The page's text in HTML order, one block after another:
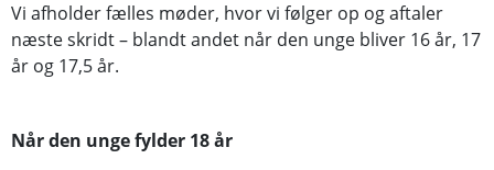
Vi afholder fælles møder, hvor vi følger op og aftaler
næste skridt – blandt andet når den unge bliver 16 år, 17
år og 17,5 år.
Når den unge fylder 18 år